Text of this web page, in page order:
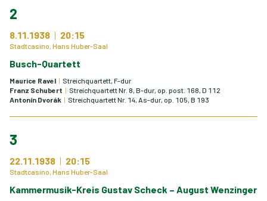
2
8.11.1938 20:15
Stadtcasino, Hans Huber-Saal
Busch-Quartett
Maurice Ravel
Streichquartett, F-dur
Franz Schubert
Streichquartett Nr. 8, B-dur, op. post. 168, D 112
Antonín Dvorák
Streichquartett Nr. 14, As-dur, op. 105, B 193
3
22.11.1938 20:15
Stadtcasino, Hans Huber-Saal
Kammermusik-Kreis Gustav Scheck – August Wenzinger